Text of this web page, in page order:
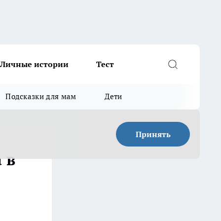
Личные истории Тест
Подсказки для мам Дети
Принять
в